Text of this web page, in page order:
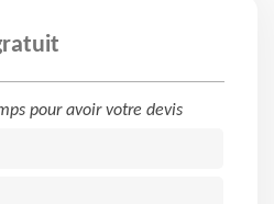
pour avoir votre devis